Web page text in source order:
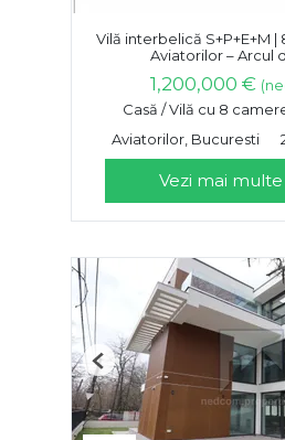
Vilă interbelică S+P+E+M
Aviatorilor – Arcul
1,200,000 €
Casă / Vilă cu 8
Aviatorilor, Bucuresti
Vezi mai
Previous